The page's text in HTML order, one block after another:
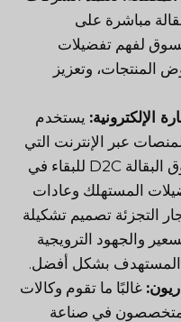
مباشرة على
لفهم تفضيلات
المنتجات، وتعزيز
الإلكترونية: يستخدم
عبر الإنترنت التي
تبيع البقالة أيضًا أبحاث سوق البقالة D2C للبقاء في
المستهلك وعادات
التجزئة تصميم تشكيلة
والجهود الترويجية
المستهدف بشكل أفضل.
غالبًا ما تقوم وكالات
في صناعة